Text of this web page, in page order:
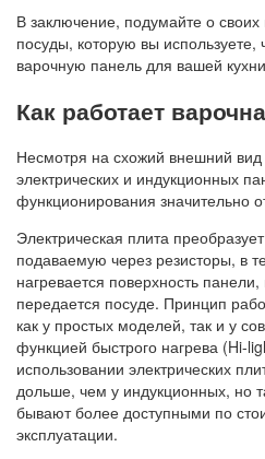
В заключение, подумайте о
посуды, которую вы
варочную панель для вашей
Как работает
Несмотря на схожий внешний вид
электрических и индукционных
функционирования значительно
Электрическая плита
подаваемую через резисторы, в
нагревается поверхность
передается посуде. Принцип
как у простых моделей, так и у
функцией быстрого нагрева (Hi-
использовании электрических
дольше, чем у индукционных, но
бывают более доступными по
эксплуатации.